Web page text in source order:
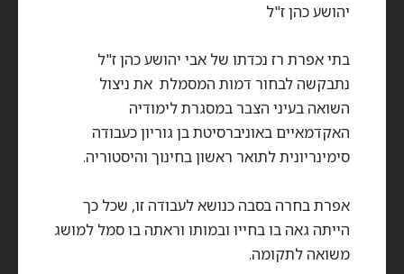
יהושע כהן ז"ל
בתי אפרת רז נכדתו של אבי יהושע כהן ז"ל
נתבקשה לבחור דמות המסמלת את ניצול
השואה בעיני הצבר במסגרת לימודיה
האקדמאיים באוניברסיטת בן גוריון כעבודה
סימינריונית לתואר ראשון בחינוך והיסטוריה.
אפרת בחרה בסבה כנושא לעבודה זו, שכל כך
הייתה גאה בו בחייו ובמותו וראתה בו סמל למושג
משואה לתקומה.